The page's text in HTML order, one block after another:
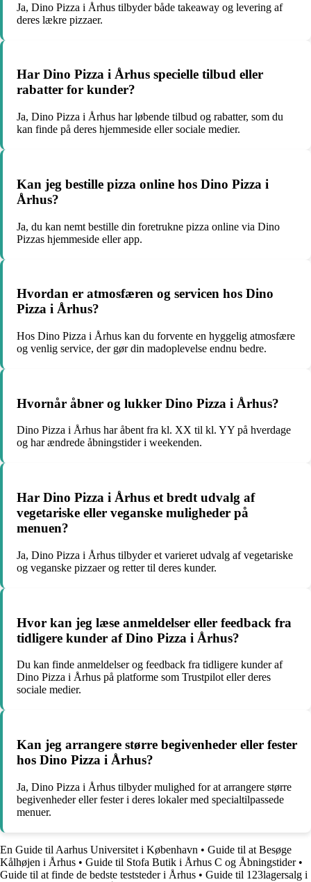
Ja, Dino Pizza i Århus tilbyder både takeaway og levering af
deres lækre pizzaer.
Har Dino Pizza i Århus specielle tilbud eller
rabatter for kunder?
Ja, Dino Pizza i Århus har løbende tilbud og rabatter, som du
kan finde på deres hjemmeside eller sociale medier.
Kan jeg bestille pizza online hos Dino Pizza i
Århus?
Ja, du kan nemt bestille din foretrukne pizza online via Dino
Pizzas hjemmeside eller app.
Hvordan er atmosfæren og servicen hos Dino
Pizza i Århus?
Hos Dino Pizza i Århus kan du forvente en hyggelig atmosfære
og venlig service, der gør din madoplevelse endnu bedre.
Hvornår åbner og lukker Dino Pizza i Århus?
Dino Pizza i Århus har åbent fra kl. XX til kl. YY på hverdage
og har ændrede åbningstider i weekenden.
Har Dino Pizza i Århus et bredt udvalg af
vegetariske eller veganske muligheder på
menuen?
Ja, Dino Pizza i Århus tilbyder et varieret udvalg af vegetariske
og veganske pizzaer og retter til deres kunder.
Hvor kan jeg læse anmeldelser eller feedback fra
tidligere kunder af Dino Pizza i Århus?
Du kan finde anmeldelser og feedback fra tidligere kunder af
Dino Pizza i Århus på platforme som Trustpilot eller deres
sociale medier.
Kan jeg arrangere større begivenheder eller fester
hos Dino Pizza i Århus?
Ja, Dino Pizza i Århus tilbyder mulighed for at arrangere større
begivenheder eller fester i deres lokaler med specialtilpassede
menuer.
En Guide til Aarhus Universitet i København • Guide til at Besøge
Kålhøjen i Århus • Guide til Stofa Butik i Århus C og Åbningstider•
Guide til at finde de bedste teststeder i Århus • Guide til 123lagersalg i